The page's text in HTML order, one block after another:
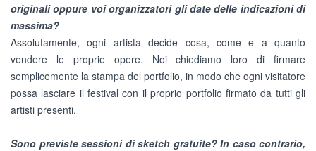
originali oppure voi organizzatori gli date delle indicazioni di
massima?
Assolutamente, ogni artista decide cosa, come e a quanto
vendere le proprie opere. Noi chiediamo loro di firmare
semplicemente la stampa del portfolio, in modo che ogni visitatore
possa lasciare il festival con il proprio portfolio firmato da tutti gli
artisti presenti.
Sono previste sessioni di sketch gratuite? In caso contrario,